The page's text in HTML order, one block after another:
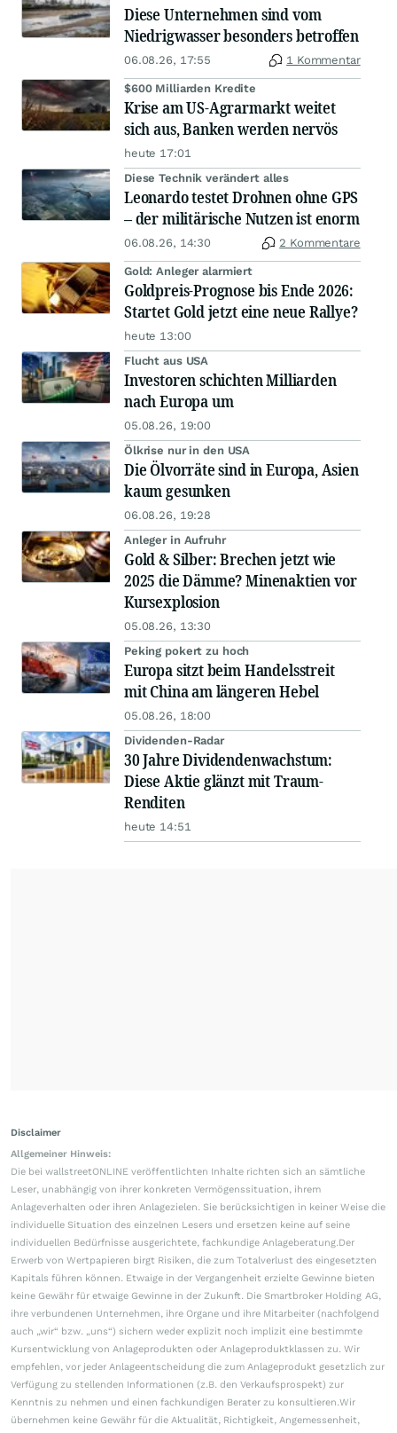
Diese Unternehmen sind vom
Niedrigwasser besonders betroffen
06.08.26, 17:55 1 Kommentar
$600 Milliarden Kredite
Krise am US-Agrarmarkt weitet
sich aus, Banken werden nervös
heute 17:01
Diese Technik verändert alles
Leonardo testet Drohnen ohne GPS
– der militärische Nutzen ist enorm
06.08.26, 14:30 2 Kommentare
Gold: Anleger alarmiert
Goldpreis-Prognose bis Ende 2026:
Startet Gold jetzt eine neue Rallye?
heute 13:00
Flucht aus USA
Investoren schichten Milliarden
nach Europa um
05.08.26, 19:00
Ölkrise nur in den USA
Die Ölvorräte sind in Europa, Asien
kaum gesunken
06.08.26, 19:28
Anleger in Aufruhr
Gold & Silber: Brechen jetzt wie
2025 die Dämme? Minenaktien vor
Kursexplosion
05.08.26, 13:30
Peking pokert zu hoch
Europa sitzt beim Handelsstreit
mit China am längeren Hebel
05.08.26, 18:00
Dividenden-Radar
30 Jahre Dividendenwachstum:
Diese Aktie glänzt mit Traum-
Renditen
heute 14:51
Disclaimer
Allgemeiner Hinweis:
Die bei wallstreetONLINE veröffentlichten Inhalte richten sich an sämtliche
Leser, unabhängig von ihrer konkreten Vermögenssituation, ihrem
Anlageverhalten oder ihren Anlagezielen. Sie berücksichtigen in keiner Weise die
individuelle Situation des einzelnen Lesers und ersetzen keine auf seine
individuellen Bedürfnisse ausgerichtete, fachkundige Anlageberatung.Der
Erwerb von Wertpapieren birgt Risiken, die zum Totalverlust des eingesetzten
Kapitals führen können. Etwaige in der Vergangenheit erzielte Gewinne bieten
keine Gewähr für etwaige Gewinne in der Zukunft. Die Smartbroker Holding AG,
ihre verbundenen Unternehmen, ihre Organe und ihre Mitarbeiter (nachfolgend
auch „wir“ bzw. „uns“) sichern weder explizit noch implizit eine bestimmte
Kursentwicklung von Anlageprodukten oder Anlageproduktklassen zu. Wir
empfehlen, vor jeder Anlageentscheidung die zum Anlageprodukt gesetzlich zur
Verfügung zu stellenden Informationen (z.B. den Verkaufsprospekt) zur
Kenntnis zu nehmen und einen fachkundigen Berater zu konsultieren.Wir
übernehmen keine Gewähr für die Aktualität, Richtigkeit, Angemessenheit,